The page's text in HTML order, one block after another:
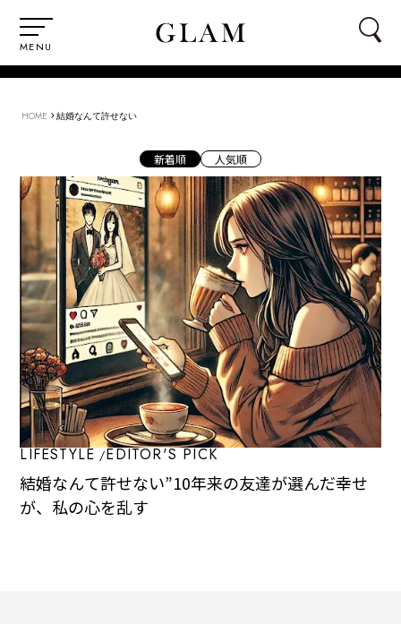
MENU
HOME › 結婚なんて許せない
新着順 人気順
LIFESTYLE EDITOR'S PICK
結婚なんて許せない”――10年来の友達が選んだ幸せ
が、私の心を乱す